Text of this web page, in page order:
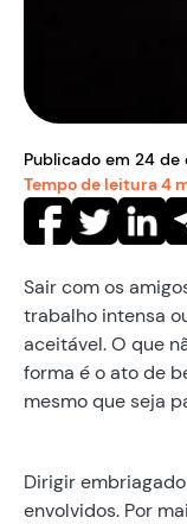
Publicado em 24 de
Tempo de leitura4
Sair com os
trabalho intensa
aceitável. O que
forma é o ato de
mesmo que seja
Dirigir
envolvidos. Por